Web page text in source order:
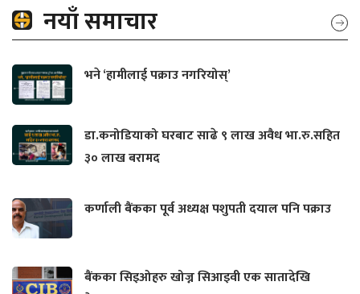
नयाँ समाचार
भने ‘हामीलाई पक्राउ नगरियोस्’
डा.कनोडियाको घरबाट साढे ९ लाख अवैध भा.रु.सहित
३० लाख बरामद
कर्णाली बैंकका पूर्व अध्यक्ष पशुपती दयाल पनि पक्राउ
बैंकका सिइओहरु खोज्न सिआइवी एक सातादेखि